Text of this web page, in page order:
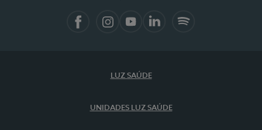
LUZ SAÚDE
UNIDADES LUZ SAÚDE